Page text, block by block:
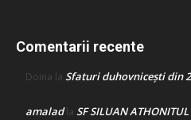
Comentarii recente
Doina la Sfaturi duhovnicești din
amaladla SF SILUAN ATHONITUL